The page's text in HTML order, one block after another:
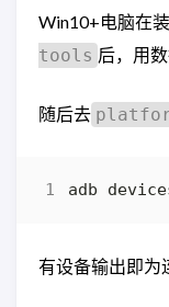
Win10+电脑在
tools 后，用
随后去
有设备输出即为